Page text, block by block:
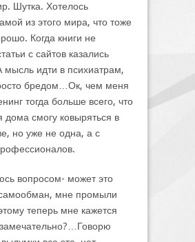
Шутка. Хотелось
из этого мира, что тоже
Когда книги не
с сайтов казались
идти в психиатрам,
бредом…Ок, чем меня
тогда больше всего, что
дома смогу ковыряться в
но уже не одна, а с
вопросом- может это
мне промыли
теперь мне кажется
замечательно?…Говорю